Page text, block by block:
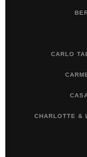
CARLO
CHARLOTTE &